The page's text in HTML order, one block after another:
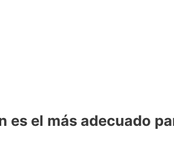
es el más adecuado